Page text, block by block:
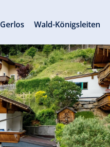
Gerlos Wald-Königsleiten